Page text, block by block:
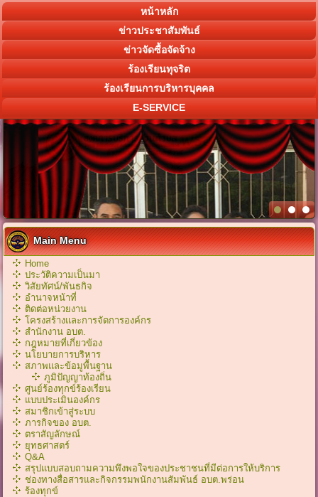
หน้าหลัก
ข่าวประชาสัมพันธ์
ข่าวจัดซื้อจัดจ้าง
ร้องเรียนทุจริต
ร้องเรียนการบริหารบุคคล
E-SERVICE
Main Menu
Home
ประวัติความเป็นมา
วิสัยทัศน์/พันธกิจ
อำนาจหน้าที่
ติดต่อหน่วยงาน
โครงสร้างและการจัดการองค์กร
สำนักงาน อบต.
กฎหมายที่เกี่ยวข้อง
นโยบายการบริหาร
สภาพและข้อมูพื้นฐาน
ภูมิปัญญาท้องถิ่น
ศูนย์ร้องทุกข์ร้องเรียน
แบบประเมินองค์กร
สมาชิกเข้าสู่ระบบ
ภารกิจของ อบต.
ตราสัญลักษณ์
ยุทธศาสตร์
Q&A
สรุปแบบสอบถามความพึงพอใจของประชาชนที่มีต่อการให้บริการ
ช่องทางสื่อสารและกิจกรรมพนักงานสัมพันธ์ อบต.พร่อน
ร้องทุกข์